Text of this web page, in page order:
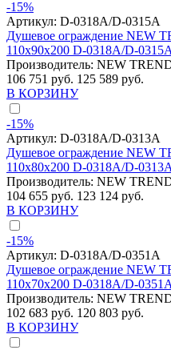
-15%
Артикул: D-0318A/D-0315A
Душевое ограждение NEW
110x90x200 D-0318A/D-
Производитель: NEW
106 751 руб. 125 589 руб.
В КОРЗИНУ
-15%
Артикул: D-0318A/D-0313A
Душевое ограждение NEW
110x80x200 D-0318A/D-
Производитель: NEW
104 655 руб. 123 124 руб.
В КОРЗИНУ
-15%
Артикул: D-0318A/D-0351A
Душевое ограждение NEW
110x70x200 D-0318A/D-
Производитель: NEW
102 683 руб. 120 803 руб.
В КОРЗИНУ